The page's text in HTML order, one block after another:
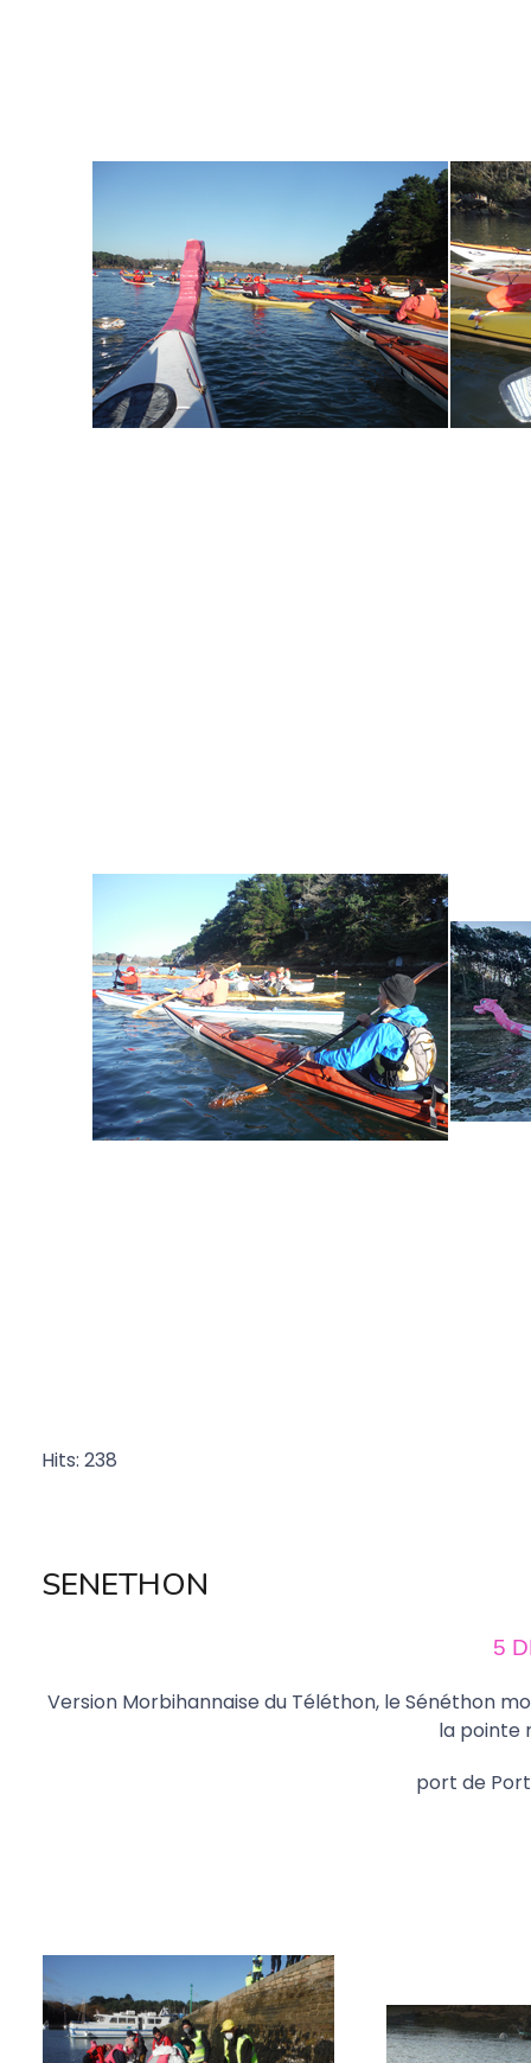
Hits: 238
SENETHON
5
Version Morbihannaise du Téléthon, le Sénéthon
la pointe
port de